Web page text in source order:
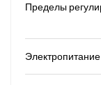
Пределы
Электропитание